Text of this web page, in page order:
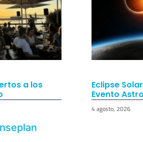
a los
Eclipse
Evento
4 agosto, 2026